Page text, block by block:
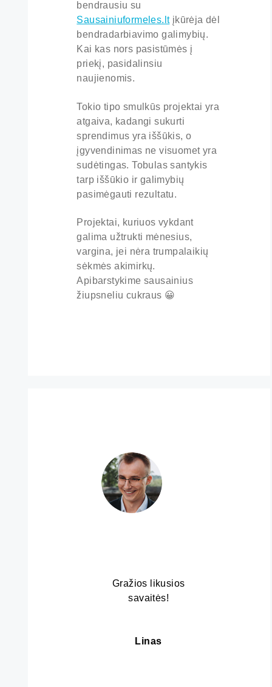
bendrausiu su
Sausainiuformeles.ltįkūrėja dėl
bendradarbiavimo galimybių.
Kai kas nors pasistūmės į
priekį, pasidalinsiu
naujienomis.
Tokio tipo smulkūs projektai yra
atgaiva, kadangi sukurti
sprendimus yra iššūkis, o
įgyvendinimas ne visuomet yra
sudėtingas. Tobulas santykis
tarp iššūkio ir galimybių
pasimėgauti rezultatu.
Projektai, kuriuos vykdant
galima užtrukti mėnesius,
vargina, jei nėra trumpalaikių
sėkmės akimirkų.
Apibarstykime sausainius
žiupsneliu cukraus 😀
Gražios likusios
savaitės!
Linas